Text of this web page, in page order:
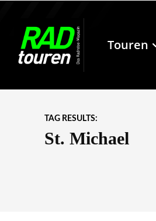
Touren
TAG RESULTS:
St. Michael